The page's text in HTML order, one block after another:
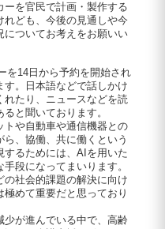
ーを官民で計画・製作する
れども、今後の見通しや今
ついてお考えをお願いい
14日から予約を開始され
す。日本語などで話しかけ
れたり、ニュースなどを読
と聞いております。
や自動車や通信機器との
、協働、共に働くという
するためには、AIを用いた
段になってまいります。
社会的課題の解決に向け
めて重要だと思っており
が進んでいる中で、高齢